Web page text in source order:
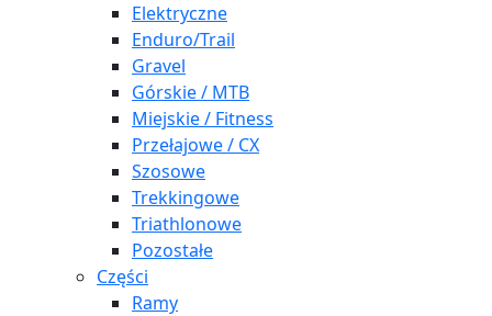
Elektryczne
Enduro/Trail
Gravel
Górskie / MTB
Miejskie / Fitness
Przełajowe / CX
Szosowe
Trekkingowe
Triathlonowe
Pozostałe
Części
Ramy